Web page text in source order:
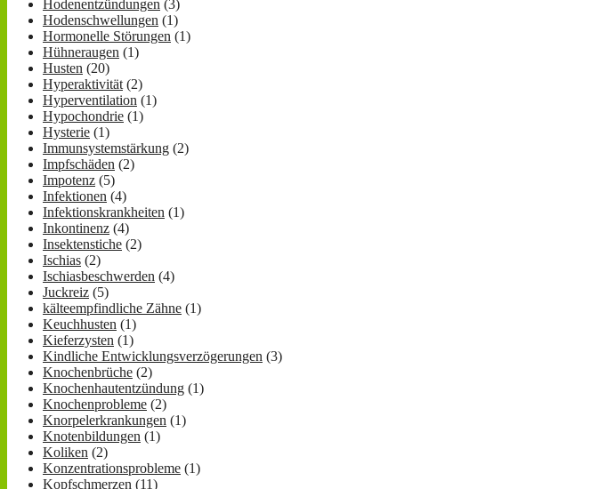
Hodenentzündungen (3)
Hodenschwellungen (1)
Hormonelle Störungen (1)
Hühneraugen (1)
Husten (20)
Hyperaktivität (2)
Hyperventilation (1)
Hypochondrie (1)
Hysterie (1)
Immunsystemstärkung (2)
Impfschäden (2)
Impotenz (5)
Infektionen (4)
Infektionskrankheiten (1)
Inkontinenz (4)
Insektenstiche (2)
Ischias (2)
Ischiasbeschwerden (4)
Juckreiz (5)
kälteempfindliche Zähne (1)
Keuchhusten (1)
Kieferzysten (1)
Kindliche Entwicklungsverzögerungen (3)
Knochenbrüche (2)
Knochenhautentzündung (1)
Knochenprobleme (2)
Knorpelerkrankungen (1)
Knotenbildungen (1)
Koliken (2)
Konzentrationsprobleme (1)
Kopfschmerzen (11)